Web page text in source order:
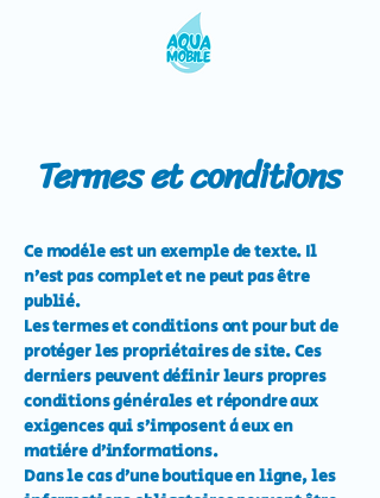
Termes et conditions
Ce modèle est un exemple de texte. Il
n’est pas complet et ne peut pas être
publié.
Les termes et conditions ont pour but de
protéger les propriétaires de site. Ces
derniers peuvent définir leurs propres
conditions générales et répondre aux
exigences qui s’imposent à eux en
matière d’informations.
Dans le cas d’une boutique en ligne, les